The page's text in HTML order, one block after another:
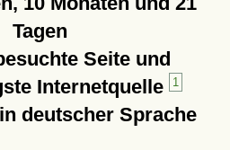
Tagen
Seite und
Internetquelle
1
deutscher Sprache